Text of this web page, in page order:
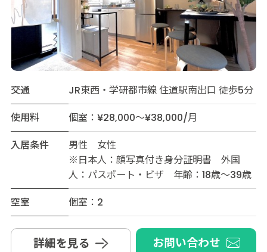
交通
JR東西・学研都市線 住道駅南出口 徒歩5分
使用料
個室：¥28,000～¥38,000/月
入居条件
男性 女性
※日本人：顔写真付き身分証明書 外国
人：パスポート・ビザ 年齢：18歳～39歳
空室
個室：2
詳細を見る お問い合わせ